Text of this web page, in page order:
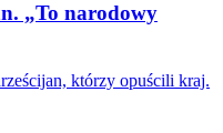
„To narodowy
którzy opuścili kraj.